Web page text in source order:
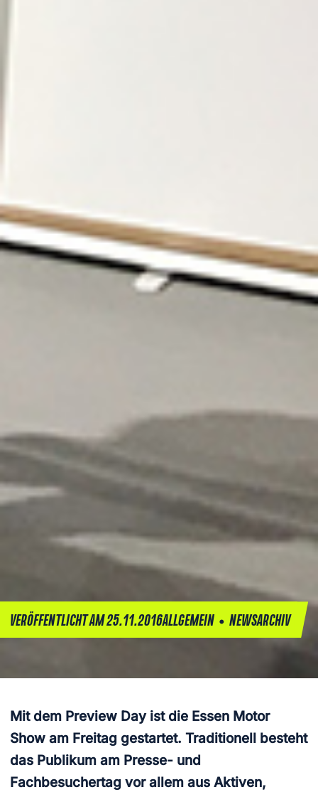
VERÖFFENTLICHT AM 25.11.2016ALLGEMEIN •NEWSARCHIV
Mit dem Preview Day ist die Essen Motor
Show am Freitag gestartet. Traditionell besteht
das Publikum am Presse- und
Fachbesuchertag vor allem aus Aktiven,